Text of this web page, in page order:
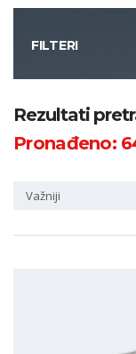
FILTERI
Kategorija
PRETRAŽI
Rezultati
Pronađeno:
Važniji